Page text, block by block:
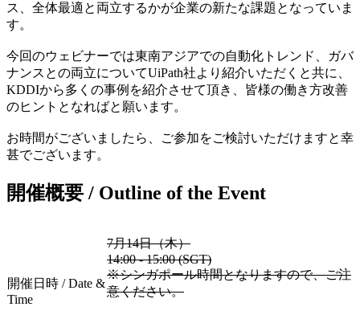
ス、全体最適と両立するかが企業の新たな課題となっていま
す。
今回のウェビナーでは東南アジアでの自動化トレンド、ガバ
ナンスとの両立についてUiPath社より紹介いただくと共に、
KDDIから多くの事例を紹介させて頂き、皆様の働き方改善
のヒントとなればと願います。
お時間がございましたら、ご参加をご検討いただけますと幸
甚でございます。
開催概要 / Outline of the Event
開催日時 / Date &
Time
7月14日（木）
14:00 - 15:00 (SGT)
※シンガポール時間となりますので、ご注
意ください。